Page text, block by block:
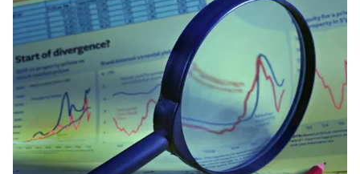
S&P500ヒートマップ
セクター別パフォーマンス
S&P500チャート分析
米国市場のトピックス
パウエル議長タカ派発言が予想される
ジャクソンホール会合